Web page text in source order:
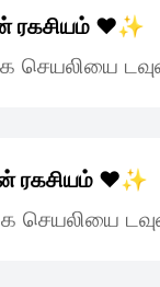
ரகசியம் ❤️✨
செயலியை
ரகசியம் ❤️✨
செயலியை